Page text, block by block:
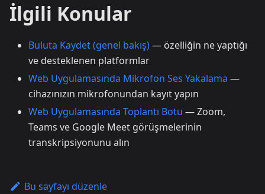
İlgili Konular
Buluta Kaydet (genel bakış)— özelliğin ne yaptığı
ve desteklenen platformlar
Web Uygulamasında Mikrofon Ses Yakalama —
cihazınızın mikrofonundan kayıt yapın
Web Uygulamasında Toplantı Botu — Zoom,
Teams ve Google Meet görüşmelerinin
transkripsiyonunu alın
Bu sayfayı düzenle